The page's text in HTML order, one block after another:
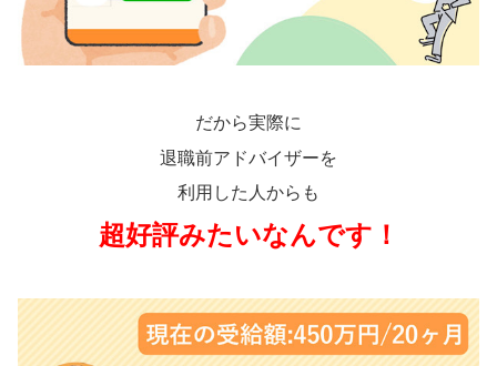
だから実際に
退職前アドバイザーを
利用した人からも
超好評みたいなんです！